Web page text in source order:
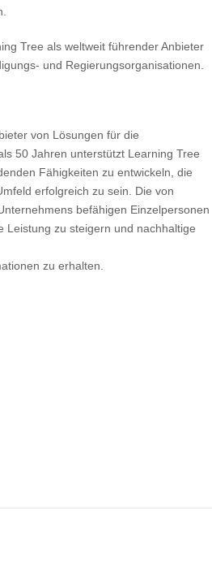
Tree als weltweit führender Anbieter
und Regierungsorganisationen.
von Lösungen für die
50 Jahren unterstützt Learning Tree
Fähigkeiten zu entwickeln, die
erfolgreich zu sein. Die von
befähigen Einzelpersonen
Leistung zu steigern und nachhaltige
zu erhalten.